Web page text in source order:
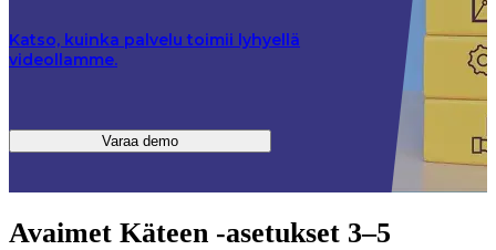
Katso, kuinka palvelu toimii lyhyellä
videollamme.
Varaa demo
Avaimet Käteen -asetukset 3–5